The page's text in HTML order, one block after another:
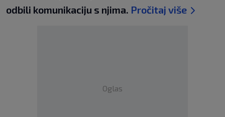
odbili komunikaciju s njima. Pročitaj više
Oglas